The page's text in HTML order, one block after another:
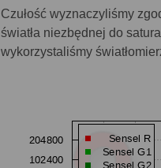
Czułość wyznaczyliśmy
światła niezbędnej do
wykorzystaliśmy